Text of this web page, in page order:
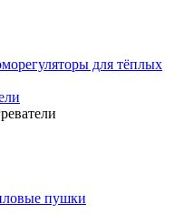
для тёплых
пушки